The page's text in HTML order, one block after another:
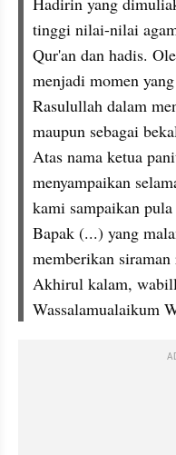
tinggi nilai-nilai
Qur'an dan hadis.
menjadi momen
Rasulullah dalam
maupun sebagai
Atas nama ketua
menyampaikan
kami sampaikan
Bapak (...) yang
memberikan
Akhirul kalam,
Wassalamualaikum